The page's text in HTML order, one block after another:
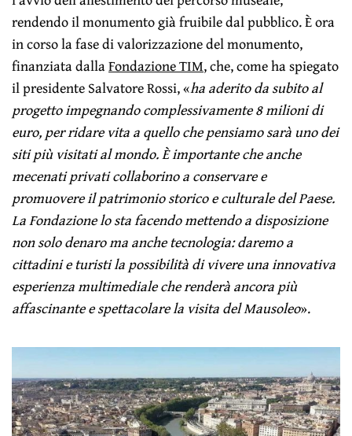
rendendo il monumento già fruibile dal pubblico. È ora
in corso la fase di valorizzazione del monumento,
finanziata dallaFondazione TIM, che, come ha spiegato
il presidente Salvatore Rossi, «ha aderito da subito al
progetto impegnando complessivamente 8 milioni di
euro, per ridare vita a quello che pensiamo sarà uno dei
siti più visitati al mondo. È importante che anche
mecenati privati collaborino a conservare e
promuovere il patrimonio storico e culturale del Paese.
La Fondazione lo sta facendo mettendo a disposizione
non solo denaro ma anche tecnologia: daremo a
cittadini e turisti la possibilità di vivere una innovativa
esperienza multimediale che renderà ancora più
affascinante e spettacolare la visita del Mausoleo».